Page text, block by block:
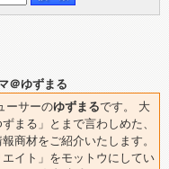
＠ゆずまる
ーサーのゆずまるです。 大
まる」とまで言わしめた、
商材をご紹介いたします。
イト」をモットウにしてい